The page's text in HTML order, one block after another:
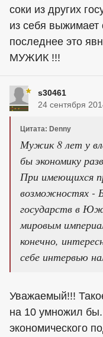
соки из других
из себя
последнее это
МУЖИК !!!
s30461
24 сентября
Цитата: Denny
Мужик 8 лет у
бы экономику
При имеющихся
возможностях -
государств в
мировым
конечно,
себе интервью
Уважаемый!!!
на 10 умножил
экономического